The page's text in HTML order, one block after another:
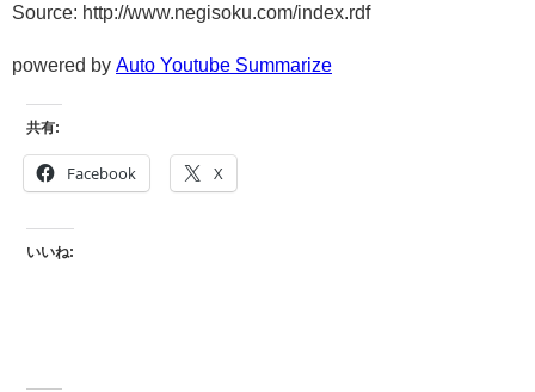
Source: http://www.negisoku.com/index.rdf
powered by Auto Youtube Summarize
共有:
Facebook X
いいね: